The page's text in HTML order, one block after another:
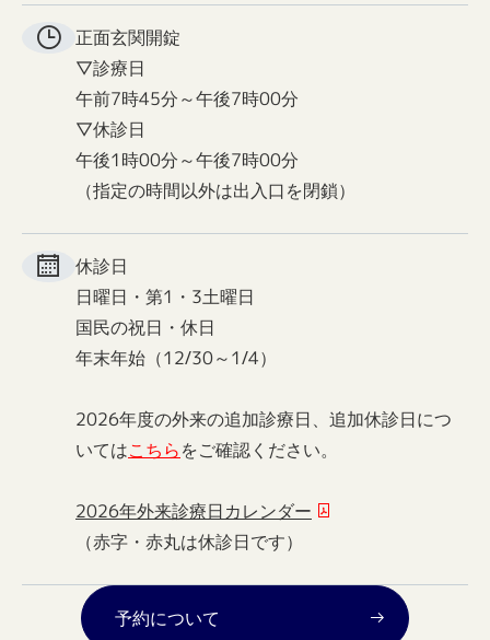
正面玄関開錠
▽診療日
午前7時45分～午後7時00分
▽休診日
午後1時00分～午後7時00分
（指定の時間以外は出入口を閉鎖）
休診日
日曜日・第1・3土曜日
国民の祝日・休日
年末年始（12/30～1/4）
2026年度の外来の追加診療日、追加休診日につ
いてはこちらをご確認ください。
2026年外来診療日カレンダー
（赤字・赤丸は休診日です）
予約について